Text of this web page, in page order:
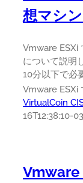
想マシ
Vmware ESXi
について説明
10分以下で必
Vmware ESXi
VirtualCoin
16T12:38:10-
Vmware